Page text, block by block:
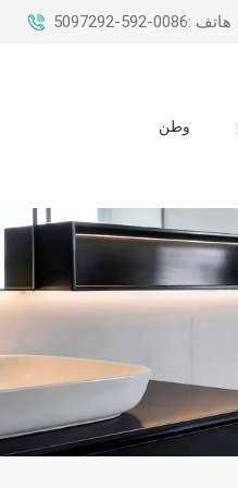
هاتف :0086-592-5097292
وطن